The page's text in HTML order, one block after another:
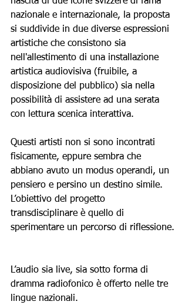
nazionale e internazionale, la proposta
si suddivide in due diverse espressioni
artistiche che consistono sia
nell'allestimento di una installazione
artistica audiovisiva (fruibile, a
disposizione del pubblico) sia nella
possibilità di assistere ad una serata
con lettura scenica interattiva.
Questi artisti non si sono incontrati
fisicamente, eppure sembra che
abbiano avuto un modus operandi, un
pensiero e persino un destino simile.
L’obiettivo del progetto
transdisciplinare è quello di
sperimentare un percorso di riflessione.
L’audio sia live, sia sotto forma di
dramma radiofonico è offerto nelle tre
lingue nazionali.